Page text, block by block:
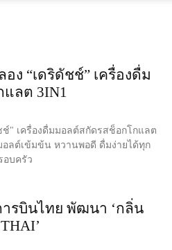
ง “เดริดัชช์” เครื่องดื่ม
ลต 3IN1
" เครื่องดื่มมอลต์สกัดรสช็อกโกแลต
ลต์เข้มข้น หวานพอดี ดื่มง่ายได้ทุก
อบครัว
ารบินไทย พัฒนา ‘กลิ่น